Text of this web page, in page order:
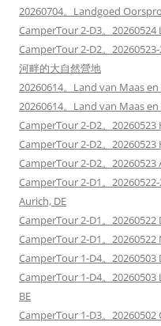
20260704。Landgoed
CamperTour 2-D3。
CamperTour 2-D2。
河畔的大自然營地
20260614。Land van Maas
20260614。Land van Maas
CamperTour 2-D2。
CamperTour 2-D2。
CamperTour 2-D2。
CamperTour 2-D1。
Aurich, DE
CamperTour 2-D1。
CamperTour 2-D1。20260522
CamperTour 1-D4。
CamperTour 1-D4。
BE
CamperTour 1-D3。